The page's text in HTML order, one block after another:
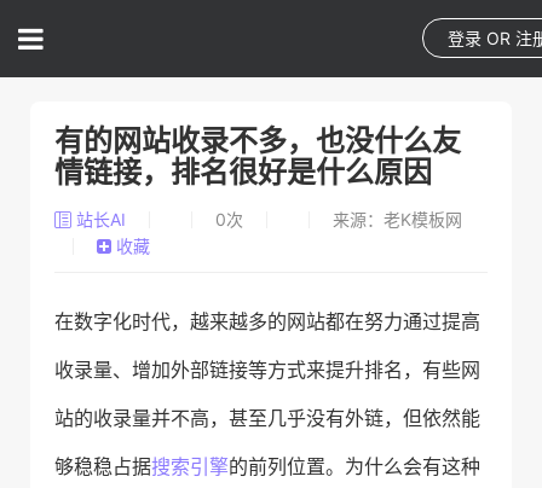
登录 OR 注
有的网站收录不多，也没什么友
情链接，排名很好是什么原因
站长AI 0次
来源：老K模板网
收藏
在数字化时代，越来越多的网站都在努力通过提高
收录量、增加外部链接等方式来提升排名，有些网
站的收录量并不高，甚至几乎没有外链，但依然能
够稳稳占据搜索引擎的前列位置。为什么会有这种